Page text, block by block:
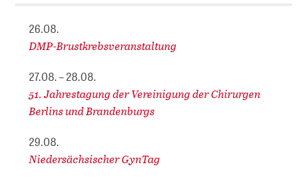
26.08.
DMP-Brustkrebsveranstaltung
27.08. – 28.08.
51. Jahrestagung der Vereinigung der Chirurgen
Berlins und Brandenburgs
29.08.
Niedersächsischer GynTag